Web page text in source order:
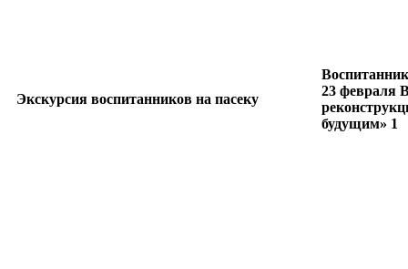
Экскурсия воспитанников на пасеку
23 февраля
будущим» 1